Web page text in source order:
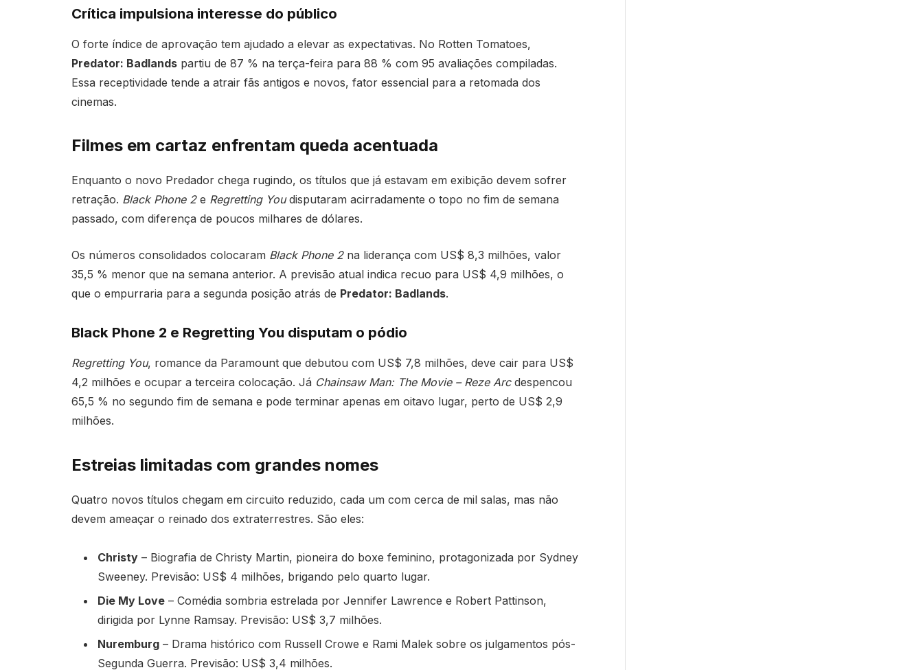
Crítica impulsiona interesse do público
O forte índice de aprovação tem ajudado a elevar as expectativas. No Rotten Tomatoes,
Predator: Badlandspartiu de 87 % na terça-feira para 88 % com 95 avaliações compiladas.
Essa receptividade tende a atrair fãs antigos e novos, fator essencial para a retomada dos
cinemas.
Filmes em cartaz enfrentam queda acentuada
Enquanto o novo Predador chega rugindo, os títulos que já estavam em exibição devem sofrer
retração. Black Phone 2e Regretting Youdisputaram acirradamente o topo no fim de semana
passado, com diferença de poucos milhares de dólares.
Os números consolidados colocaram Black Phone 2na liderança com US$ 8,3 milhões, valor
35,5 % menor que na semana anterior. A previsão atual indica recuo para US$ 4,9 milhões, o
que o empurraria para a segunda posição atrás de Predator: Badlands.
Black Phone 2 e Regretting You disputam o pódio
Regretting You, romance da Paramount que debutou com US$ 7,8 milhões, deve cair para US$
4,2 milhões e ocupar a terceira colocação. Já Chainsaw Man: The Movie – Reze Arcdespencou
65,5 % no segundo fim de semana e pode terminar apenas em oitavo lugar, perto de US$ 2,9
milhões.
Estreias limitadas com grandes nomes
Quatro novos títulos chegam em circuito reduzido, cada um com cerca de mil salas, mas não
devem ameaçar o reinado dos extraterrestres. São eles:
Christy– Biografia de Christy Martin, pioneira do boxe feminino, protagonizada por Sydney
Sweeney. Previsão: US$ 4 milhões, brigando pelo quarto lugar.
Die My Love– Comédia sombria estrelada por Jennifer Lawrence e Robert Pattinson,
dirigida por Lynne Ramsay. Previsão: US$ 3,7 milhões.
Nuremburg– Drama histórico com Russell Crowe e Rami Malek sobre os julgamentos pós-
Segunda Guerra. Previsão: US$ 3,4 milhões.